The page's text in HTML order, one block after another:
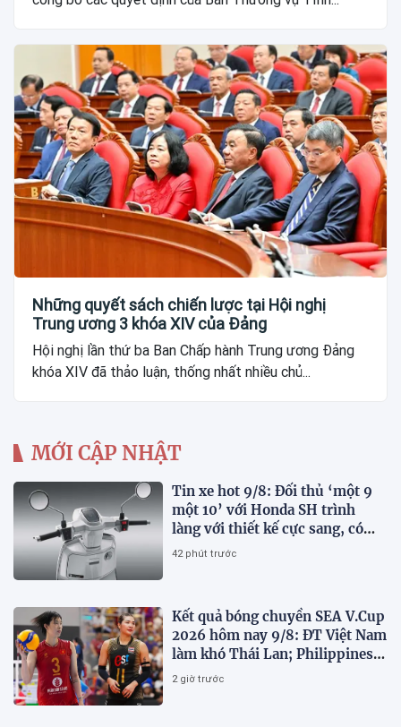
Những quyết sách chiến lược tại Hội nghị
Trung ương 3 khóa XIV của Đảng
Hội nghị lần thứ ba Ban Chấp hành Trung ương Đảng
khóa XIV đã thảo luận, thống nhất nhiều chủ...
MỚI CẬP NHẬT
Tin xe hot 9/8: Đối thủ ‘một 9
một 10’ với Honda SH trình
làng với thiết kế cực sang, có
ABS 2 kênh, giá ‘mềm’
42 phút trước
Kết quả bóng chuyền SEA V.Cup
2026 hôm nay 9/8: ĐT Việt Nam
làm khó Thái Lan; Philippines
gây bất ngờ
2 giờ trước